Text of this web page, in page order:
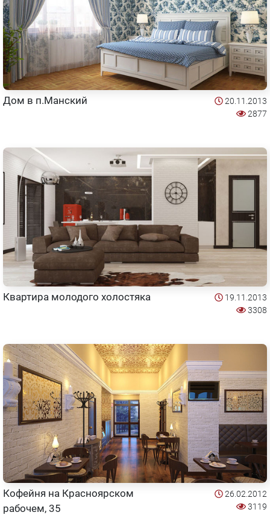
Дом в п.Манский
20.11.2013
2877
Квартира молодого холостяка
19.11.2013
3308
Кофейня на Красноярском
рабочем, 35
26.02.2012
3119